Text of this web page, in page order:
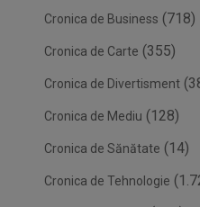
Cronica de Business (718)
Cronica de Carte (355)
Cronica de Divertisment
Cronica de Mediu (128)
Cronica de Sănătate (14)
Cronica de Tehnologie